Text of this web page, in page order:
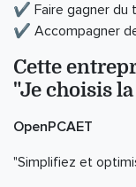
✔️ Faire gagner du
✔️ Accompagner de
Cette
"Je choisis
OpenPCAET
"Simplifiez et